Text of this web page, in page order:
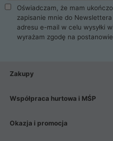
takie jak procesory, karty
dyski SSD, M.2 oraz HDD. Nasi
najlepszy zasilacz
Poza komputerami mamy
Smartfony takich producentów
wentylatory. Na koniec mając
Oświadczam, że mam
zapisanie mnie do
adresu e-mail w celu wysyłki
wyrażam zgodę na
Zakupy
Współpraca hurtowa i MŚP
Okazja i promocja